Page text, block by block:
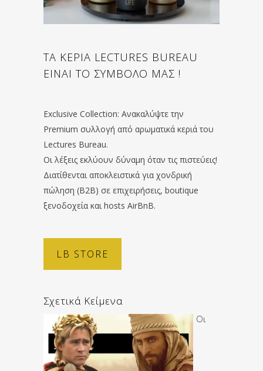
ΤΑ ΚΕΡΙΑ LECTURES BUREAU
ΕΙΝΑΙ ΤΟ ΣΥΜΒΟΛΟ ΜΑΣ !
Exclusive Collection: Ανακαλύψτε την
Premium συλλογή από αρωματικά κεριά του
Lectures Bureau.
Οι λέξεις εκλύουν δύναμη όταν τις πιστεύεις!
Διατίθενται αποκλειστικά για χονδρική
πώληση (B2B) σε επιχειρήσεις, boutique
ξενοδοχεία και hosts AirBnB.
LB STORE
Σχετικά Κείμενα
Οι